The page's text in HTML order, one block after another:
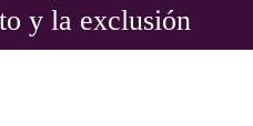
y la exclusión
aquí